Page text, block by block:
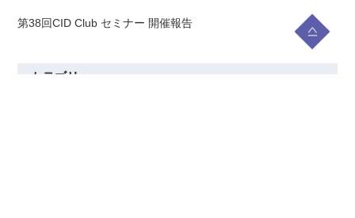
第38回CID Club セミナー 開催報告
カテゴリー